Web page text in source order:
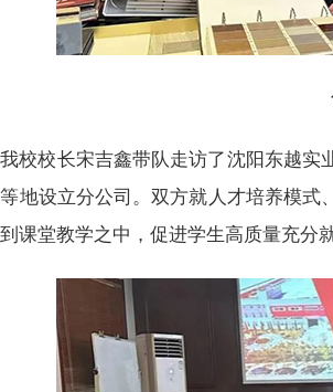
我校校长宋吉鑫带队走访了沈阳东越实
地设立分公司。双方就人才培养模式
课堂教学之中，促进学生高质量充分就